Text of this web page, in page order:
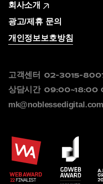
회사소개
광고/제휴 문의
개인정보보호방침
고객센터 02-3015-
상담시간 09:00~18:00
mk@noblessedigital.com